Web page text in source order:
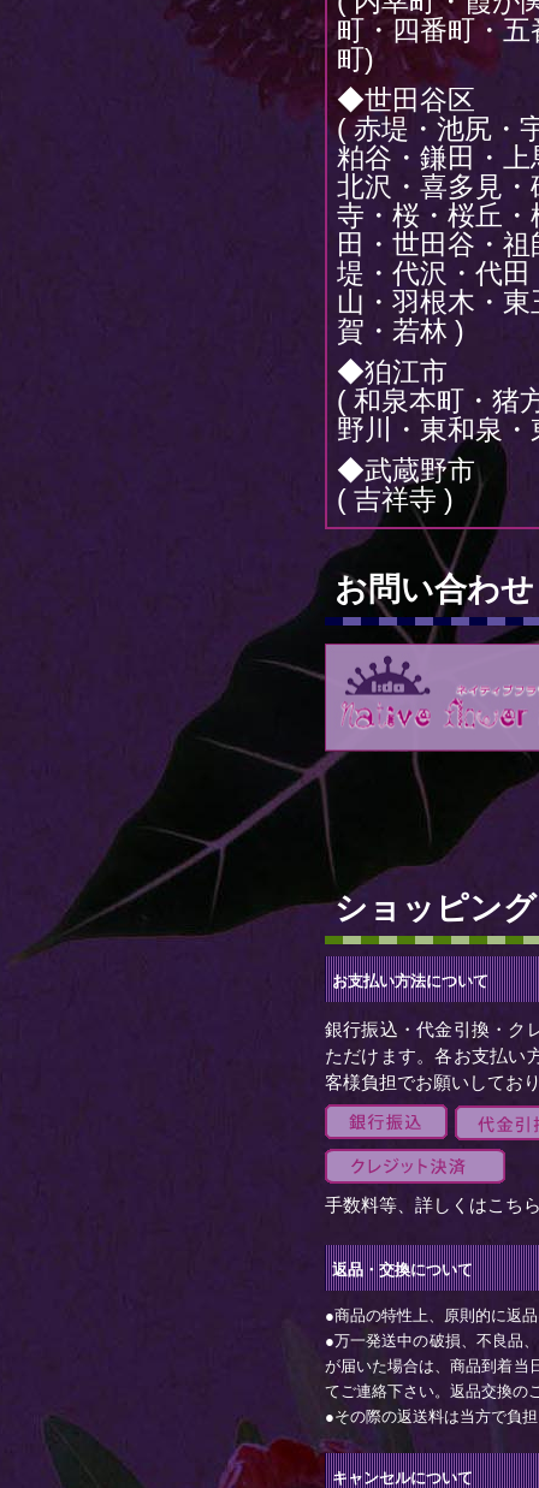
町・四番町・
町)
◆世田谷区
( 赤堤・池尻・
粕谷・鎌田・
北沢・喜多見
寺・桜・桜丘
田・世田谷・
堤・代沢・代
山・羽根木・
賀・若林 )
◆狛江市
( 和泉本町・猪
野川・東和泉
◆武蔵野市
( 吉祥寺 )
お問い合わせ
ショッピン
お支払い方法について
銀行振込・代金引換・ク
ただけます。各お支払い
客様負担でお願いしてお
手数料等、詳しくはこち
返品・交換について
●商品の特性上、原則的に返
●万一発送中の破損、不良品
が届いた場合は、商品到着当
てご連絡下さい。返品交換の
●その際の返送料は当方で負
キャンセルについて